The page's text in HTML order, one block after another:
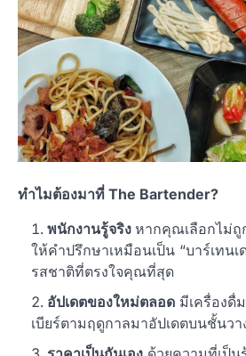
ทำไมต้องมาที่ The Bartender?
พนักงานรู้จริง หากคุณเลือกไม่
ให้คำปรึกษาเหมือนเป็น “บาร์เทน
รสชาติที่ตรงใจคุณที่สุด
อัปเดตของใหม่ตลอด มีเครื่องดื่
เบียร์ตามฤดูกาลมาอัปเดตบนชั้นวา